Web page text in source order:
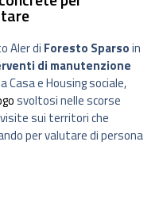
Aler di Foresto Sparsoin
di manutenzione
Casa e Housing sociale,
svoltosi nelle scorse
sui territori che
per valutare di persona